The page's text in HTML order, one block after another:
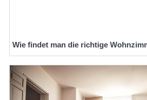
Wie findet man die richtige